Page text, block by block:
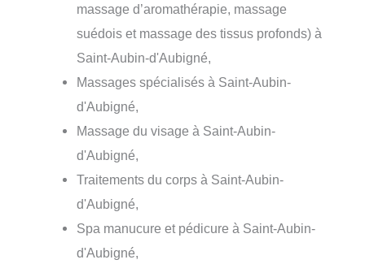
massage d’aromathérapie, massage
suédois et massage des tissus profonds) à
Saint-Aubin-d'Aubigné,
Massages spécialisés à Saint-Aubin-
d'Aubigné,
Massage du visage à Saint-Aubin-
d'Aubigné,
Traitements du corps à Saint-Aubin-
d'Aubigné,
Spa manucure et pédicure à Saint-Aubin-
d'Aubigné,